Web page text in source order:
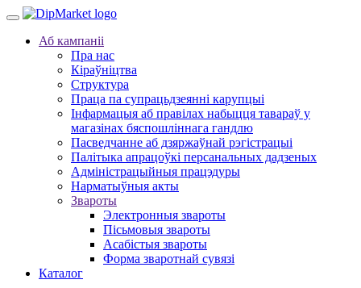
Аб кампаніі
Пра нас
Кіраўніцтва
Структура
Праца па супрацьдзеянні карупцыі
Інфармацыя аб правілах набыцця тавараў у
магазінах бяспошліннага гандлю
Пасведчанне аб дзяржаўнай рэгістрацыі
Палітыка апрацоўкі персанальных дадзеных
Адміністрацыйныя працэдуры
Нарматыўныя акты
Звароты
Электронныя звароты
Пісьмовыя звароты
Асабістыя звароты
Форма зваротнай сувязі
Каталог